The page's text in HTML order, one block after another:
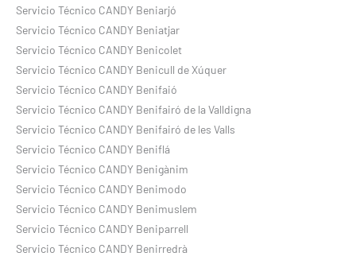
Servicio Técnico CANDY Beniarjó
Servicio Técnico CANDY Beniatjar
Servicio Técnico CANDY Benicolet
Servicio Técnico CANDY Benicull de Xúquer
Servicio Técnico CANDY Benifaió
Servicio Técnico CANDY Benifairó de la Valldigna
Servicio Técnico CANDY Benifairó de les Valls
Servicio Técnico CANDY Beniflá
Servicio Técnico CANDY Benigànim
Servicio Técnico CANDY Benimodo
Servicio Técnico CANDY Benimuslem
Servicio Técnico CANDY Beniparrell
Servicio Técnico CANDY Benirredrà